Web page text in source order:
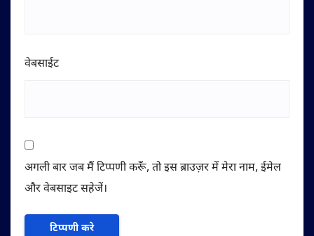
वेबसाईट
अगली बार जब मैं टिप्पणी करूँ, तो इस ब्राउज़र में मेरा नाम, ईमेल
और वेबसाइट सहेजें।